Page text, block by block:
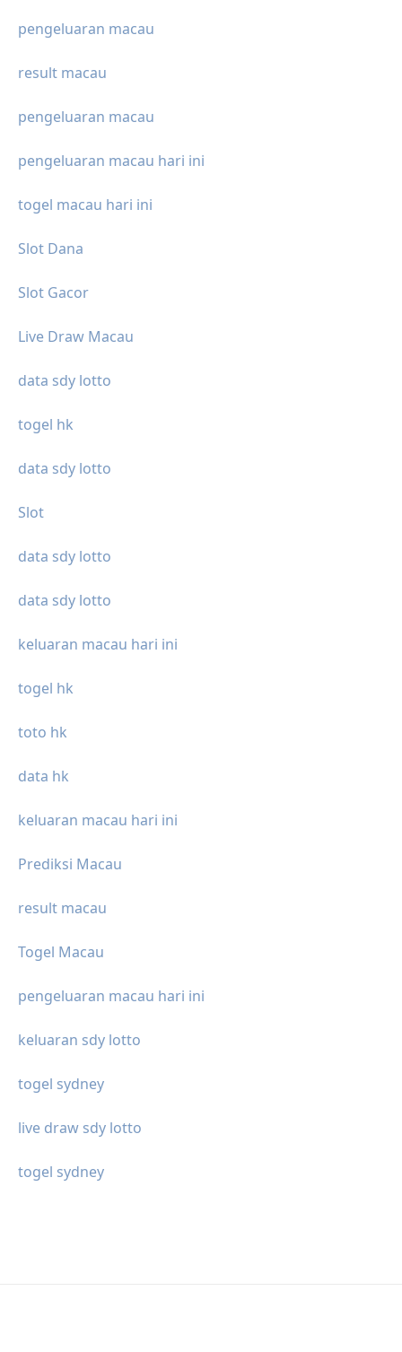
pengeluaran macau
result macau
pengeluaran macau
pengeluaran macau hari ini
togel macau hari ini
Slot Dana
Slot Gacor
Live Draw Macau
data sdy lotto
togel hk
data sdy lotto
Slot
data sdy lotto
data sdy lotto
keluaran macau hari ini
togel hk
toto hk
data hk
keluaran macau hari ini
Prediksi Macau
result macau
Togel Macau
pengeluaran macau hari ini
keluaran sdy lotto
togel sydney
live draw sdy lotto
togel sydney